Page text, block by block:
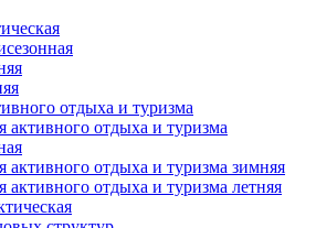
отдыха и туризма
активного отдыха и туризма
активного отдыха и туризма зимняя
активного отдыха и туризма летняя